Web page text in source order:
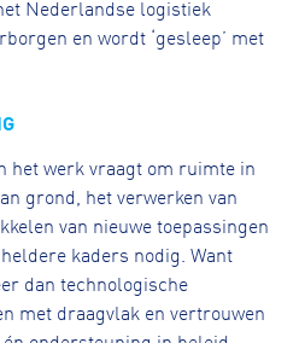
Nederlandse logistiek
en wordt ‘gesleep’ met
het werk vraagt om ruimte in
grond, het verwerken van
van nieuwe toepassingen
kaders nodig. Want
dan technologische
met draagvlak en vertrouwen